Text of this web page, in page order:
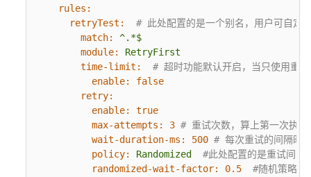
rules:
retryTest:
# 此处配置的是一个别名，用户可自定
match:
^.*$
module:
RetryFirst
time-limit:
# 超时功能默认开启，当只使用重
enable:
false
retry:
enable:
true
max-attempts:
3 # 重试次数，算上第一次执行
wait-duration-ms:
500 # 每次重试的间隔时
policy:
Randomized
#此处配置的是重试间
randomized-wait-factor:
0.5
#随机策略